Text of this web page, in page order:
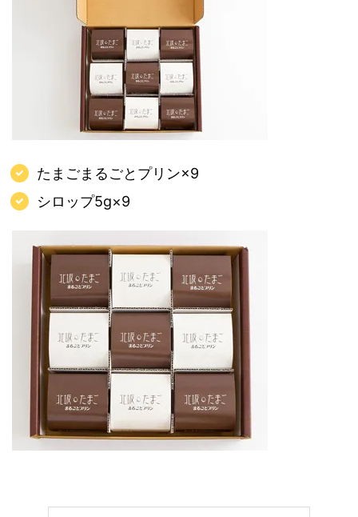
たまごまるごとプリン×9
シロップ5g×9